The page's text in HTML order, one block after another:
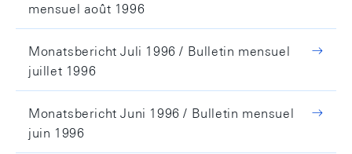
mensuel août 1996
Monatsbericht Juli 1996 / Bulletin mensuel
juillet 1996
Monatsbericht Juni 1996 / Bulletin mensuel
juin 1996